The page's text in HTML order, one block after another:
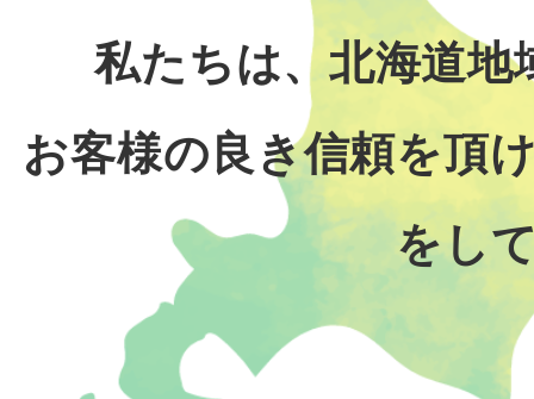
私たちは、北海道地
お客様の良き信頼を頂
をし